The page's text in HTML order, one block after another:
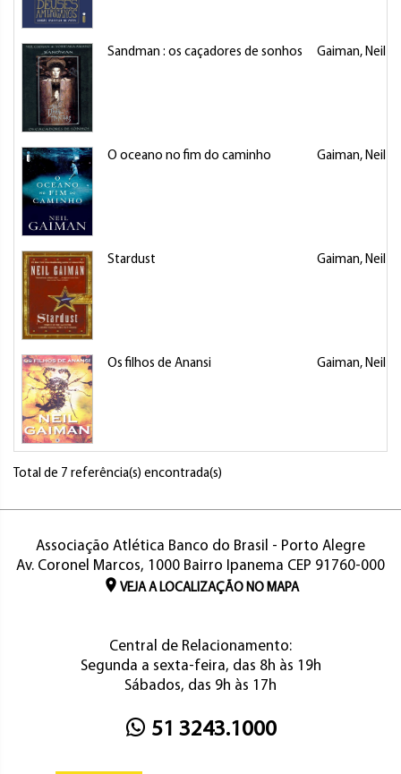
Sandman : os caçadores de sonhos Gaiman, Neil
O oceano no fim do caminho Gaiman, Neil
Stardust Gaiman, Neil
Os filhos de Anansi Gaiman, Neil
Total de 7 referência(s) encontrada(s)
Associação Atlética Banco do Brasil - Porto Alegre
Av. Coronel Marcos, 1000 Bairro Ipanema CEP 91760-000
VEJA A LOCALIZAÇÃO NO MAPA
Central de Relacionamento:
Segunda a sexta-feira, das 8h às 19h
Sábados, das 9h às 17h
51 3243.1000